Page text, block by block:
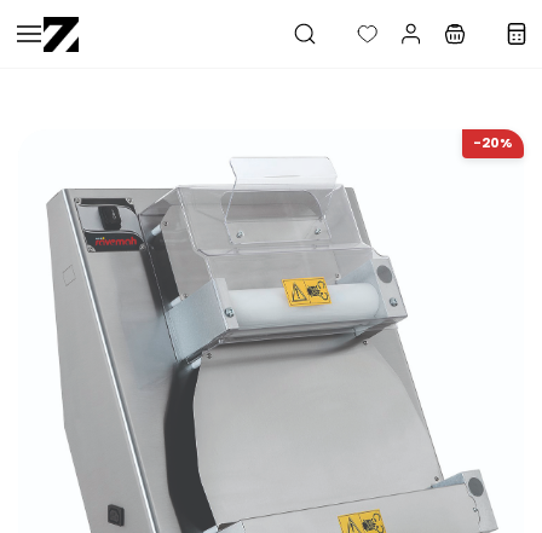
Saltar al
contenido
-20%